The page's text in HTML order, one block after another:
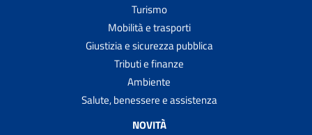
Turismo
Mobilità e trasporti
Giustizia e sicurezza pubblica
Tributi e finanze
Ambiente
Salute, benessere e assistenza
NOVITÀ